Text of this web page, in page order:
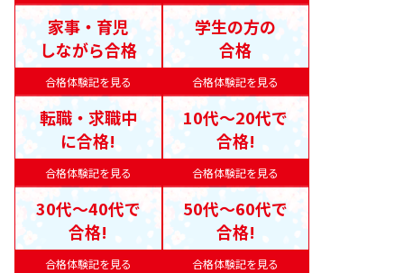
合格体験記を見る
家事・育児
しながら合格
合格体験記を見る
学生の方の
合格
合格体験記を見る
転職・求職中
に合格!
合格体験記を見る
10代〜20代で
合格!
合格体験記を見る
30代〜40代で
合格!
合格体験記を見る
50代〜60代で
合格!